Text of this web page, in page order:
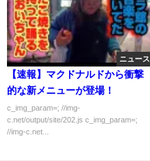
ニュース
【速報】マクドナルドから衝撃
的な新メニューが登場！
c_img_param=; //img-
c.net/output/site/202.js c_img_param=;
//img-c.net...